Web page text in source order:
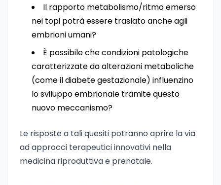
Il rapporto metabolismo/ritmo emerso
nei topi potrà essere traslato anche agli
embrioni umani?
È possibile che condizioni patologiche
caratterizzate da alterazioni metaboliche
(come il diabete gestazionale) influenzino
lo sviluppo embrionale tramite questo
nuovo meccanismo?
Le risposte a tali quesiti potranno aprire la via
ad approcci terapeutici innovativi nella
medicina riproduttiva e prenatale.